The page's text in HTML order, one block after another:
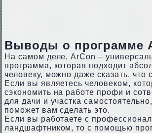
Выводы о программе
На самом деле, ArCon –
программа, которая подходит
человеку, можно даже сказать, что
Если вы являетесь человеком,
сэкономить на работе профи и
для дачи и участка
поможет вам сделать это.
Если вы работаете с
ландшафтником, то с помощью